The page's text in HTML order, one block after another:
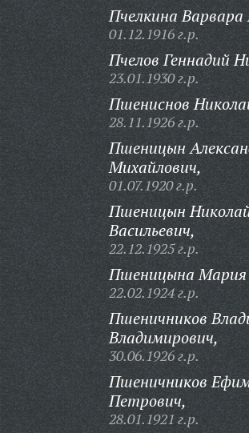
Пчелкина
01.12.1916 г.р.
Пчелов Геннадий
23.01.1930 г.р.
Пшениснов
28.11.1926 г.р.
Пшеницын
Михайлович,
01.07.1920 г.р.
Пшеницын
Васильевич,
22.12.1925 г.р.
Пшеницына Мария
22.02.1924 г.р.
Пшеничников
Владимирович,
30.06.1926 г.р.
Пшеничников
Петрович,
28.01.1921 г.р.